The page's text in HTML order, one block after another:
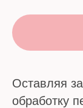
Оставляя
обработку